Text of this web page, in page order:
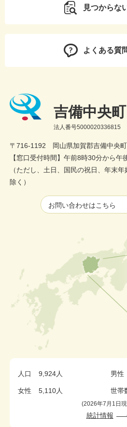
見つからな
よくある質
吉備中央町
法人番号5000020336815
〒716-1192 岡山県加賀郡吉備中央
【窓口受付時間】午前8時30分から午
（ただし、土日、国民の祝日、年末
除く）
お問い合わせはこちら
人口 9,924人 男性
女性 5,110人 世帯
2026年7月1日
統計情報